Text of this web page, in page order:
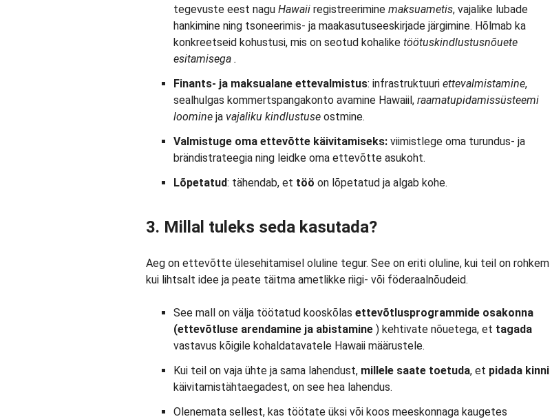
tegevuste eest nagu Hawaii registreerimine maksuametis, vajalike lubade
hankimine ning tsoneerimis- ja maakasutuseeskirjade järgimine. Hõlmab ka
konkreetseid kohustusi, mis on seotud kohalike töötuskindlustusnõuete
esitamisega .
Finants- ja maksualane ettevalmistus: infrastruktuuri ettevalmistamine,
sealhulgas kommertspangakonto avamine Hawaiil, raamatupidamissüsteemi
loomine ja vajaliku kindlustuse ostmine.
Valmistuge oma ettevõtte käivitamiseks: viimistlege oma turundus- ja
brändistrateegia ning leidke oma ettevõtte asukoht.
Lõpetatud: tähendab, et töö on lõpetatud ja algab kohe.
3. Millal tuleks seda kasutada?
Aeg on ettevõtte ülesehitamisel oluline tegur. See on eriti oluline, kui teil on rohkem
kui lihtsalt idee ja peate täitma ametlikke riigi- või föderaalnõudeid.
See mall on välja töötatud kooskõlas ettevõtlusprogrammide osakonna
(ettevõtluse arendamine ja abistamine ) kehtivate nõuetega, et tagada
vastavus kõigile kohaldatavatele Hawaii määrustele.
Kui teil on vaja ühte ja sama lahendust, millele saate toetuda, et pidada kinni
käivitamistähtaegadest, on see hea lahendus.
Olenemata sellest, kas töötate üksi või koos meeskonnaga kaugetes